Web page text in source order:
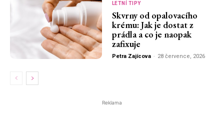
LETNÍ TIPY
Skvrny od opalovacího
krému: Jak je dostat z
prádla a co je naopak
zafixuje
Petra Zajícova - 28 července, 2026
Reklama